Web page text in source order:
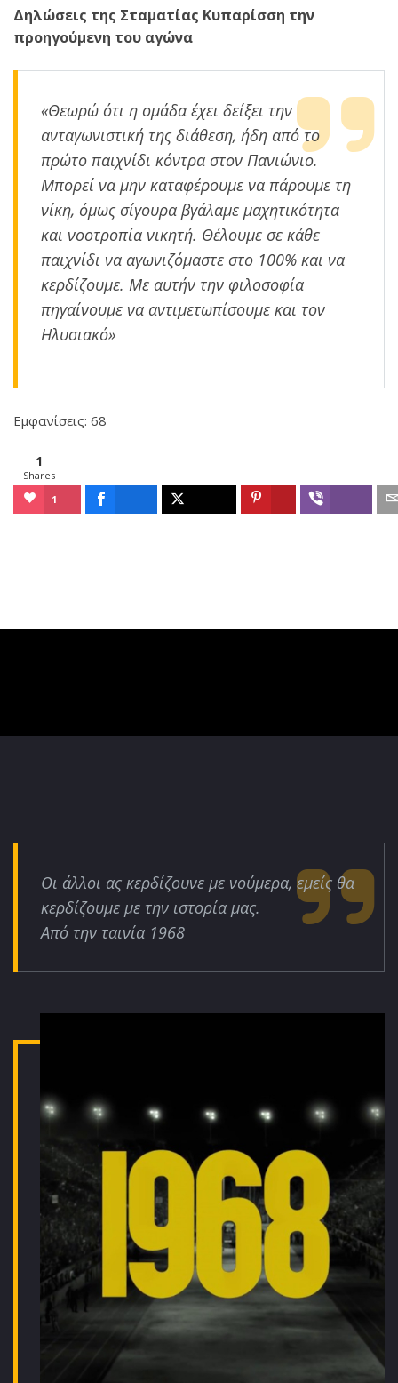
Δηλώσεις της Σταματίας Κυπαρίσση την
προηγούμενη του αγώνα
«Θεωρώ ότι η ομάδα έχει δείξει την
ανταγωνιστική της διάθεση, ήδη από το
πρώτο παιχνίδι κόντρα στον Πανιώνιο.
Μπορεί να μην καταφέρουμε να πάρουμε τη
νίκη, όμως σίγουρα βγάλαμε μαχητικότητα
και νοοτροπία νικητή. Θέλουμε σε κάθε
παιχνίδι να αγωνιζόμαστε στο 100% και να
κερδίζουμε. Με αυτήν την φιλοσοφία
πηγαίνουμε να αντιμετωπίσουμε και τον
Ηλυσιακό»
Εμφανίσεις: 68
1
Shares
1
Οι άλλοι ας κερδίζουνε με νούμερα, εμείς θα
κερδίζουμε με την ιστορία μας.
Από την ταινία 1968